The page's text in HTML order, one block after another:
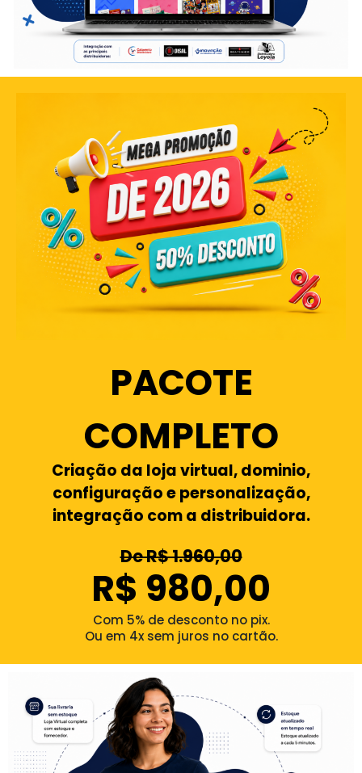
PACOTE
COMPLETO
Criação da loja virtual, dominio,
configuração e personalização,
integração com a distribuidora.
De R$ 1.960,00
R$ 980,00
Com 5% de desconto no pix.
Ou em 4x sem juros no cartão.